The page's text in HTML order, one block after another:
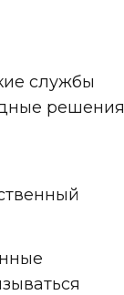
службы
решения